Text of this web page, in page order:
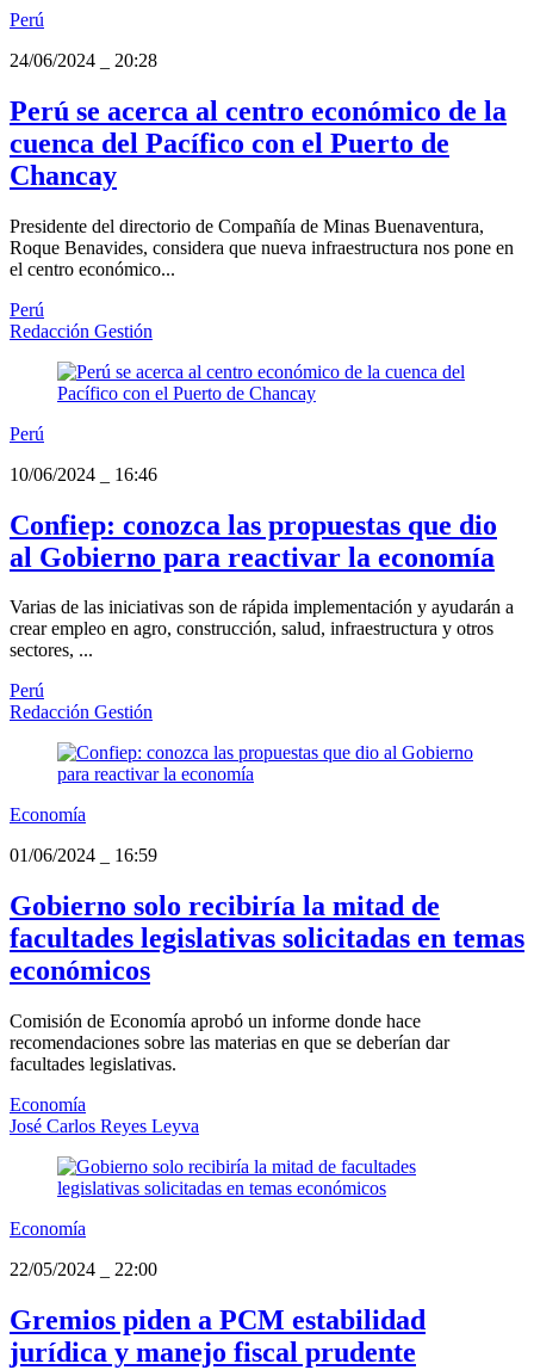
Perú
24/06/2024
20:28
Perú se acerca al centro económico de la
cuenca del Pacífico con el Puerto de
Chancay
Presidente del directorio de Compañía de Minas Buenaventura,
Roque Benavides, considera que nueva infraestructura nos pone en
el centro económico...
Perú
Redacción Gestión
Perú
10/06/2024
16:46
Confiep: conozca las propuestas que dio
al Gobierno para reactivar la economía
Varias de las iniciativas son de rápida implementación y ayudarán a
crear empleo en agro, construcción, salud, infraestructura y otros
sectores, ...
Perú
Redacción Gestión
Economía
01/06/2024
16:59
Gobierno solo recibiría la mitad de
facultades legislativas solicitadas en temas
económicos
Comisión de Economía aprobó un informe donde hace
recomendaciones sobre las materias en que se deberían dar
facultades legislativas.
Economía
José Carlos Reyes Leyva
Economía
22/05/2024
22:00
Gremios piden a PCM estabilidad
jurídica y manejo fiscal prudente